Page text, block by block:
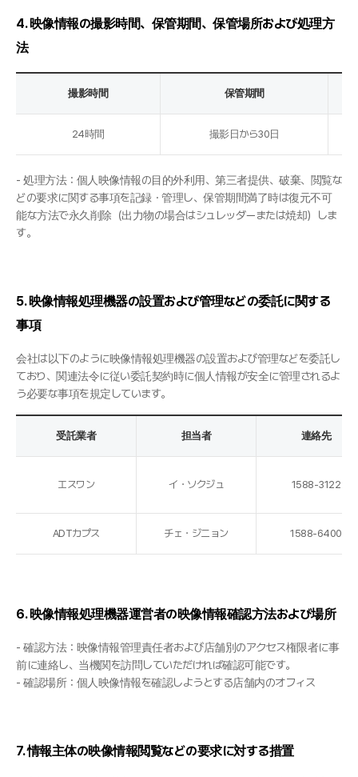
4. 映像情報の撮影時間、保管期間、保管場所および処理方
法
撮影時間 保管期間
24時間 撮影日から30日
- 処理方法：個人映像情報の目的外利用、第三者提供、破棄、閲覧な
どの要求に関する事項を記録・管理し、保管期間満了時は復元不可
能な方法で永久削除（出力物の場合はシュレッダーまたは焼却）しま
す。
5. 映像情報処理機器の設置および管理などの委託に関する
事項
会社は以下のように映像情報処理機器の設置および管理などを委託し
ており、関連法令に従い委託契約時に個人情報が安全に管理されるよ
う必要な事項を規定しています。
受託業者 担当者 連絡先
エスワン イ・ソクジュ 1588-3122
ADTカプス チェ・ジニョン 1588-6400
6. 映像情報処理機器運営者の映像情報確認方法および場所
- 確認方法：映像情報管理責任者および店舗別のアクセス権限者に事
前に連絡し、当機関を訪問していただければ確認可能です。
- 確認場所：個人映像情報を確認しようとする店舗内のオフィス
7. 情報主体の映像情報閲覧などの要求に対する措置